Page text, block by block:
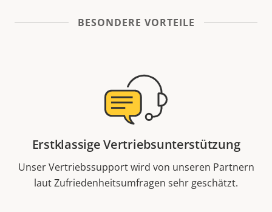
BESONDERE VORTEILE
Erstklassige Vertriebsunterstützung
Unser Vertriebssupport wird von unseren Partnern
laut Zufriedenheitsumfragen sehr geschätzt.